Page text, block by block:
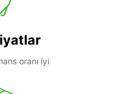
oranı iyi